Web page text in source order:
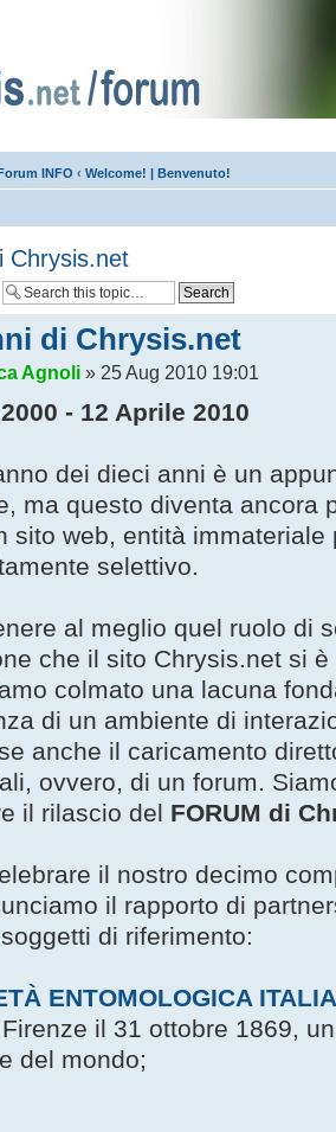
INFO ‹ Welcome! | Benvenuto!
Chrysis.net
di Chrysis.net
Agnoli » 25 Aug 2010 19:01
- 12 Aprile 2010
dei dieci anni è un
ma questo diventa ancora
sito web, entità immateriale
selettivo.
al meglio quel ruolo di
che il sito Chrysis.net si
colmato una lacuna
di un ambiente di
anche il caricamento
ovvero, di un forum.
il rilascio del FORUM di
il nostro decimo
il rapporto di
di riferimento:
ENTOMOLOGICA
il 31 ottobre 1869,
del mondo;